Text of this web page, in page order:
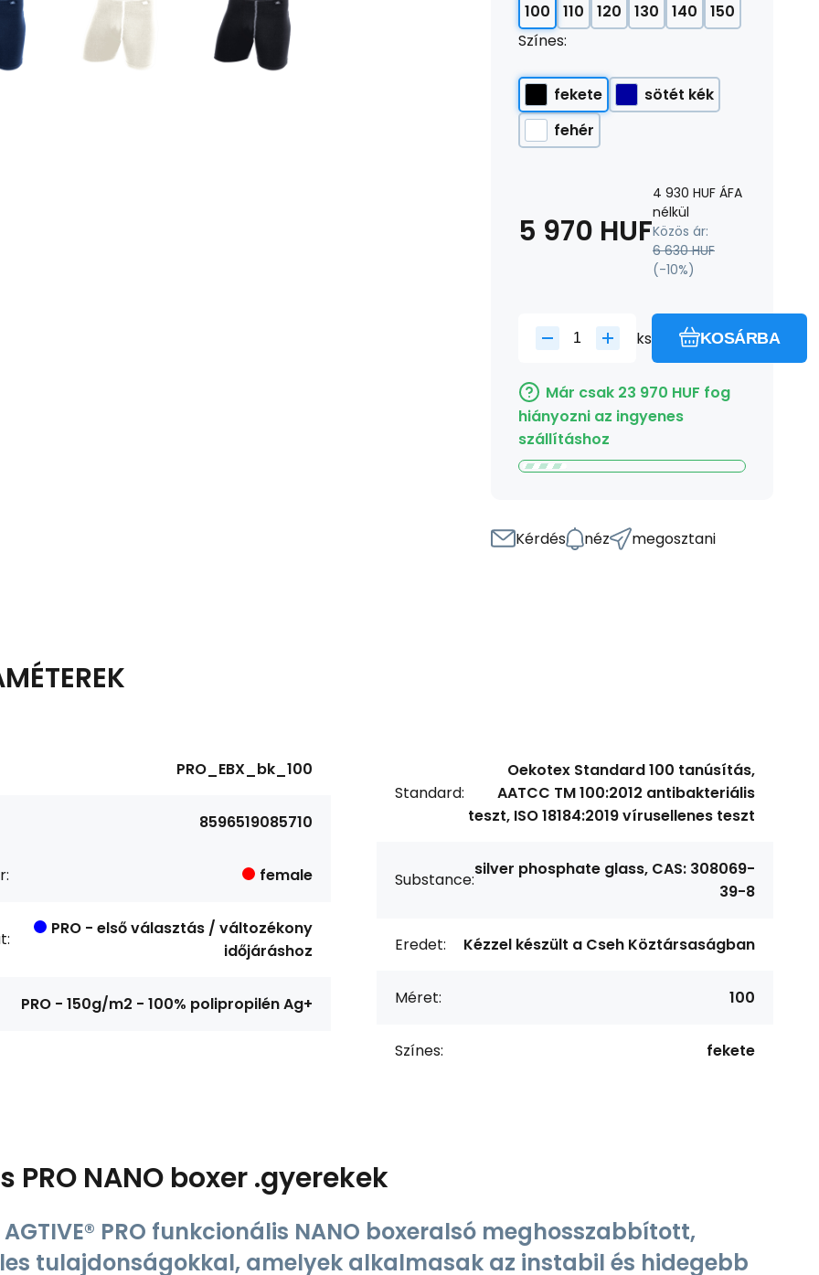
100 110 120 130 140
150
Színes:
fekete
sötét kék
fehér
5 970 HUF
4 930 HUF ÁFA
nélkül
Közös ár:
6 630 HUF
(-10%)
ks KOSÁRBA
Már csak 23 970 HUF fog
hiányozni az ingyenes
szállításhoz
Kérdés néz megosztani
PRO_EBX_bk_100
8596519085710
female
PRO - első választás / változékony
időjáráshoz
PRO - 150g/m2 - 100% polipropilén Ag+
Standard:
Oekotex Standard 100 tanúsítás,
AATCC TM 100:2012 antibakteriális
teszt, ISO 18184:2019 vírusellenes teszt
Substance:
silver phosphate glass, CAS: 308069-
39-8
Eredet: Kézzel készült a Cseh Köztársaságban
Méret: 100
Színes: fekete
PRO NANO boxer .gyerekek
AGTIVE® PRO funkcionális NANO boxeralsó meghosszabbított,
tulajdonságokkal, amelyek alkalmasak az instabil és hidegebb